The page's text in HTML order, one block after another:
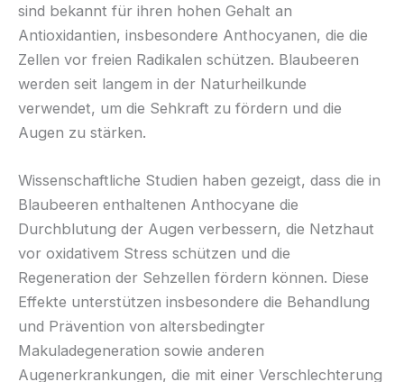
sind bekannt für ihren hohen Gehalt an
Antioxidantien, insbesondere Anthocyanen, die die
Zellen vor freien Radikalen schützen. Blaubeeren
werden seit langem in der Naturheilkunde
verwendet, um die Sehkraft zu fördern und die
Augen zu stärken.
Wissenschaftliche Studien haben gezeigt, dass die in
Blaubeeren enthaltenen Anthocyane die
Durchblutung der Augen verbessern, die Netzhaut
vor oxidativem Stress schützen und die
Regeneration der Sehzellen fördern können. Diese
Effekte unterstützen insbesondere die Behandlung
und Prävention von altersbedingter
Makuladegeneration sowie anderen
Augenerkrankungen, die mit einer Verschlechterung